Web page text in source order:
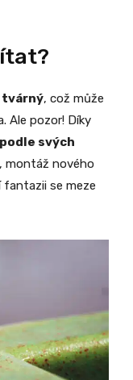
tvárný, což může
Ale pozor! Díky
svých
montáž nového
fantazii se meze